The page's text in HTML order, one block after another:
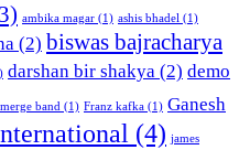
ambika magar (1) ashis bhadel (1)
(2) biswas bajracharya
darshan bir shakya (2) demo
band (1) Franz kafka (1) Ganesh
(4) james